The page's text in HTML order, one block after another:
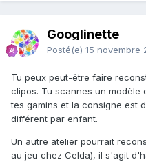
Googlinette
Posté(e) 15 novembre
Tu peux peut-être faire
clipos. Tu scannes un modèle
tes gamins et la consigne est
différent par enfant.
Un autre atelier pourrait
au jeu chez Celda), il s'agit